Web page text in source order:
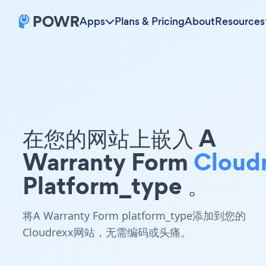
Apps Plans & PricingAboutResources
在您的网站上嵌入 A
Warranty Form
Platform_type 。
将A Warranty Form platform_type添加到您的
Cloudrexx网站，无需编码或头痛。